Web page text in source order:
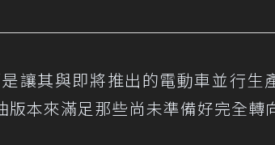
讓其與即將推出的電動車並行生
本來滿足那些尚未準備好完全轉